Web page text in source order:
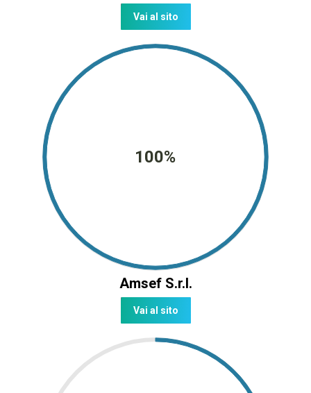
Vai al sito
100%
Amsef S.r.l.
Vai al sito